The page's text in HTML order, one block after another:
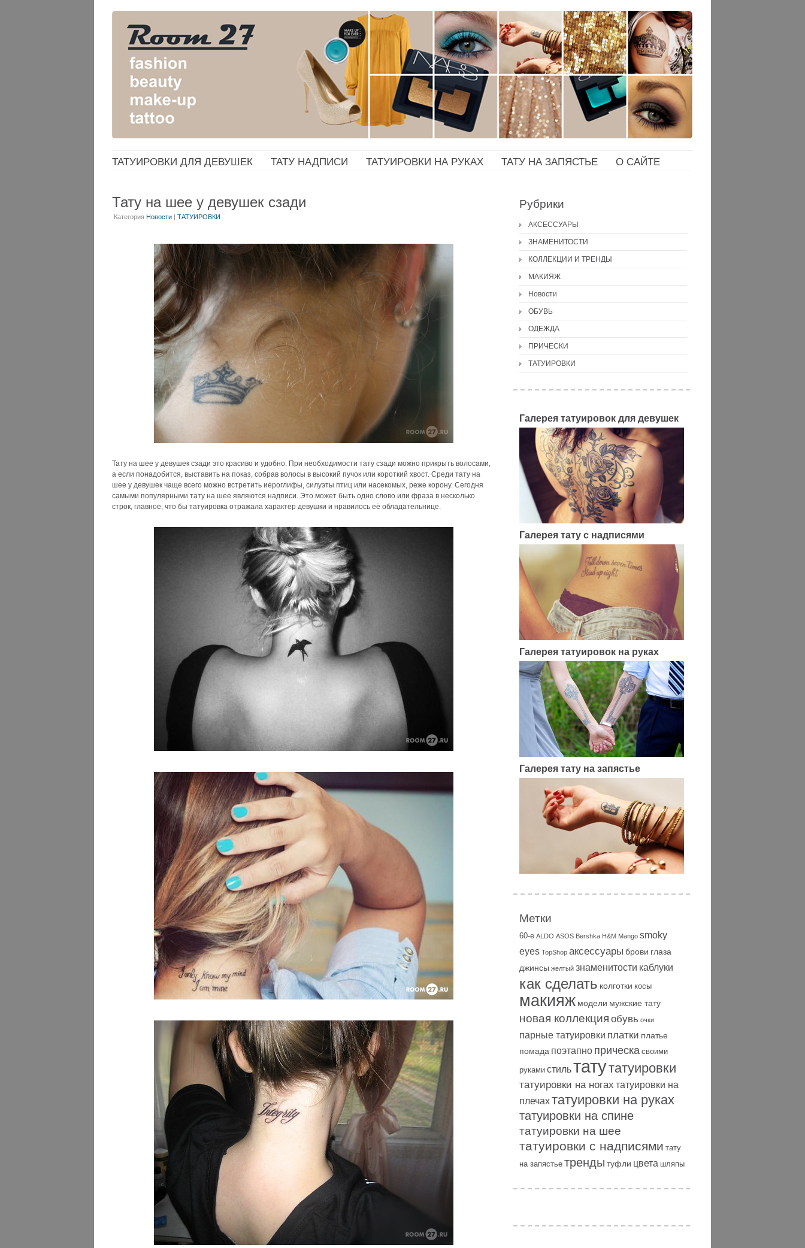
ТАТУИРОВКИ ДЛЯ ДЕВУШЕК ТАТУ НАДПИСИ ТАТУИРОВКИ НА РУКАХ ТАТУ НА ЗАПЯСТЬЕ О САЙТЕ
Тату на шее у девушек сзади
Категория Новости | ТАТУИРОВКИ
Тату на шее у девушек сзади это красиво и удобно. При необходимости тату сзади можно прикрыть волосами,
а если понадобится, выставить на показ, собрав волосы в высокий пучок или короткий хвост. Среди тату на
шее у девушек чаще всего можно встретить иероглифы, силуэты птиц или насекомых, реже корону. Сегодня
самыми популярными тату на шее являются надписи. Это может быть одно слово или фраза в несколько
строк, главное, что бы татуировка отражала характер девушки и нравилось её обладательнице.
Рубрики
АКСЕССУАРЫ
ЗНАМЕНИТОСТИ
КОЛЛЕКЦИИ И ТРЕНДЫ
МАКИЯЖ
Новости
ОБУВЬ
ОДЕЖДА
ПРИЧЕСКИ
ТАТУИРОВКИ
Галерея татуировок для девушек
Галерея тату с надписями
Галерея татуировок на руках
Галерея тату на запястье
Метки
60-е ALDO ASOS Bershka H&M Mango smoky
eyes TopShop аксессуары брови глаза
джинсы желтый знаменитости каблуки
как сделать колготки косы
макияж модели мужские тату
новая коллекция обувь очки
парные татуировки платки платье
помада поэтапно прическа своими
руками стильтатутатуировки
татуировки на ногах татуировки на
плечахтатуировки на руках
татуировки на спине
татуировки на шее
татуировки с надписями тату
на запястье тренды туфли цвета шляпы